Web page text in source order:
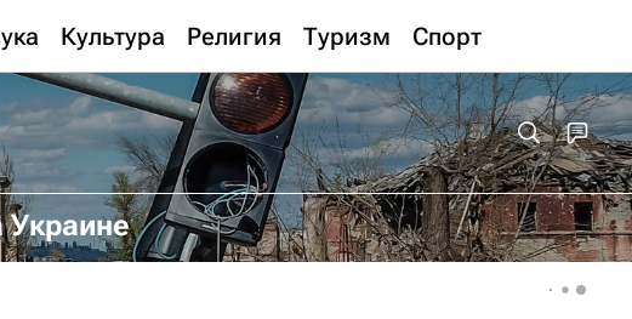
Культура Религия Туризм Спорт
Украине